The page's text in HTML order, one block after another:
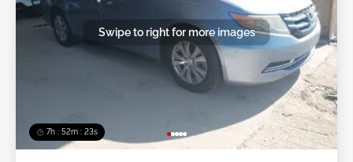
7h : 52m : 20s
Swipe to right for more images